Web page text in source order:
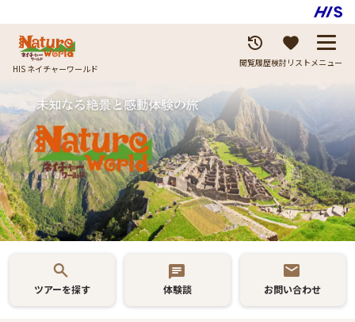
HIS ネイチャーワールド 閲覧履歴検討リストメニュー
ツアーを探す 体験談 お問い合わせ